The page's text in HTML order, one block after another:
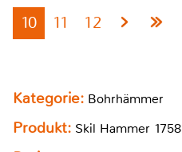
10 11 12
Kategorie: Bohrhämmer
Produkt: Skil Hammer 1758